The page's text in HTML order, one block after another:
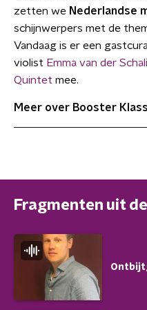
zetten we Nederlandse
schijnwerpers met de
Vandaag is er een
violist Emma van der
Quintet mee.
Meer over Booster
Fragmenten uit